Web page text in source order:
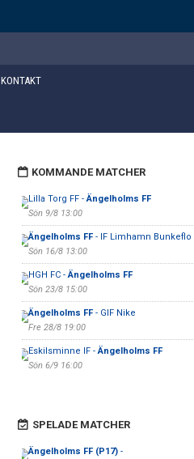
KONTAKT
KOMMANDE MATCHER
Lilla Torg FF -Ängelholms FF
Sön 9/8 13:00
Ängelholms FF- IF Limhamn Bunkeflo
Sön 16/8 13:00
HGH FC -Ängelholms FF
Sön 23/8 15:00
Ängelholms FF- GIF Nike
Fre 28/8 19:00
Eskilsminne IF -Ängelholms FF
Sön 6/9 16:00
SPELADE MATCHER
Ängelholms FF (P17)-